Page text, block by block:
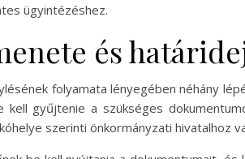
ügyintézéshez.
és
folyamata lényegében néhány
kell gyűjtenie a szükséges
szerinti önkormányzati hivatalhoz